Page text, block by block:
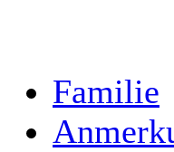
Familie